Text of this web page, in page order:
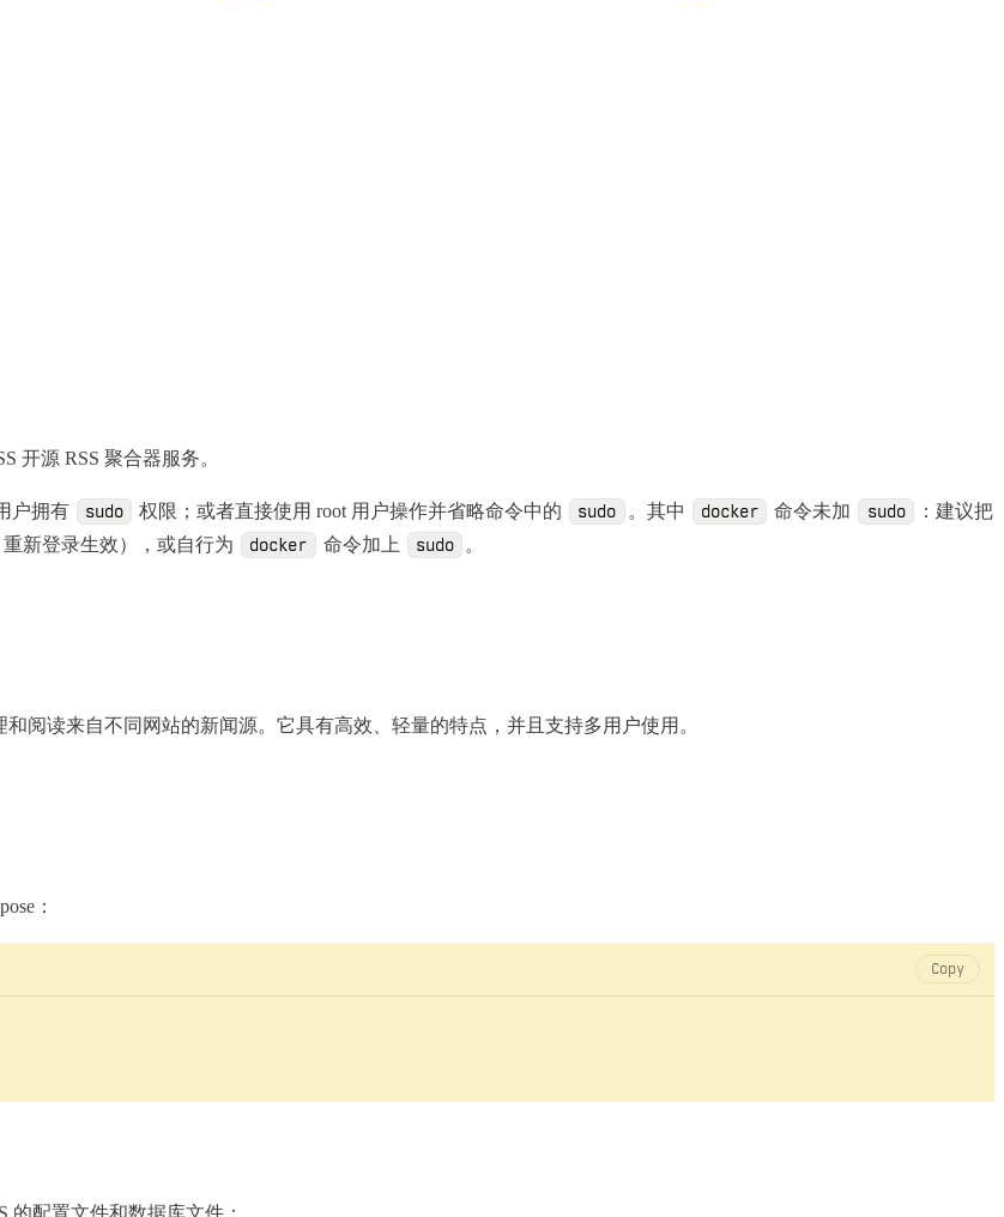
开源 RSS 聚合器服务。
户拥有 sudo 权限；或者直接使用 root 用户操作并省略命令中的 sudo 。其中 docker 命令未加 sudo
：建议把
重新登录生效），或自行为 docker 命令加上 sudo 。
阅读来自不同网站的新闻源。它具有高效、轻量的特点，并且支持多用户使用。
：
Copy